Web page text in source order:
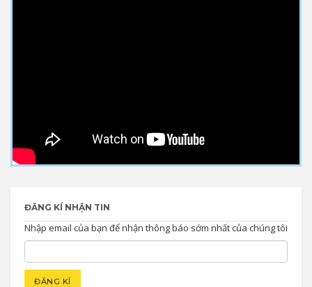
ĐĂNG KÍ NHẬN TIN
Nhập email của bạn để nhận thông báo sớm nhất của chúng tôi